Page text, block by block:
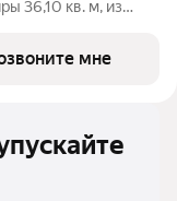
36,10 кв. м, из
мне